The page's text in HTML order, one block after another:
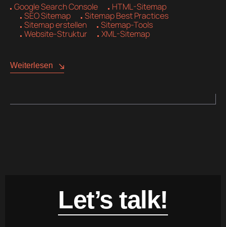
Google Search Console
HTML-Sitemap
SEO Sitemap
Sitemap Best Practices
Sitemap erstellen
Sitemap-Tools
Website-Struktur
XML-Sitemap
Weiterlesen
Let’s talk!